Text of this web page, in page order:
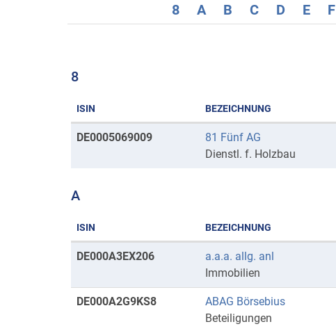
8 A B C D E F
8
Kurse
ISIN BEZEICHNUNG
DE0005069009
81 Fünf AG
Dienstl. f. Holzbau
A
Kurse
Anfangsbuchstaben
A
ISIN BEZEICHNUNG
DE000A3EX206
a.a.a. allg. anl
Immobilien
DE000A2G9KS8
ABAG Börsebius
Beteiligungen